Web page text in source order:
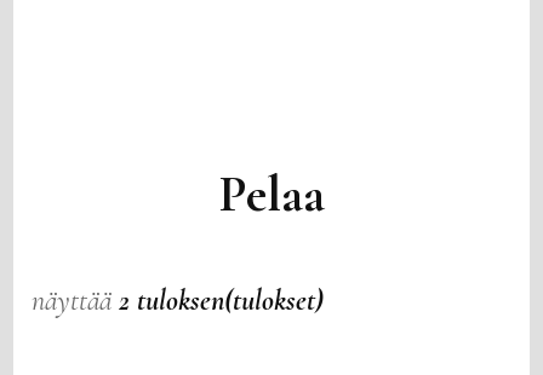
Pelaa
näyttää2 tuloksen(tulokset)